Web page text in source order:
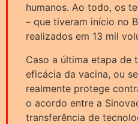
humanos. Ao todo, os
– que tiveram início no
realizados em 13 mil
Caso a última etapa de
eficácia da vacina, ou
realmente protege
o acordo entre a
transferência de